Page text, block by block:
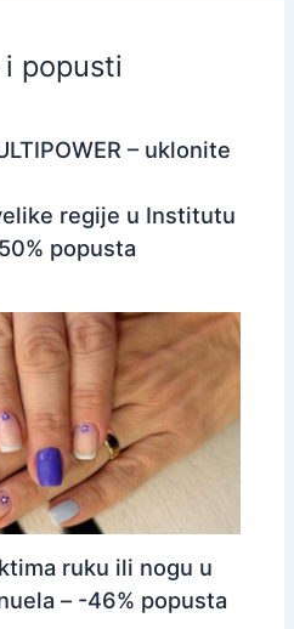
popusti
– uklonite
regije u Institutu
popusta
ruku ili nogu u
– -46% popusta